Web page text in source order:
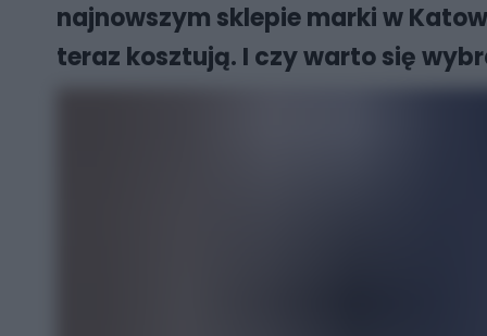
najnowszym sklepie marki w
teraz kosztują. I czy warto się